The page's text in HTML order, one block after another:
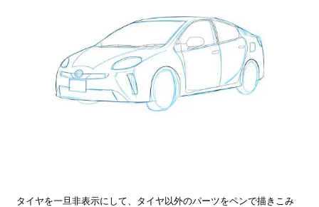
タイヤを一旦非表示にして、タイヤ以外のパーツをペンで描きこみ